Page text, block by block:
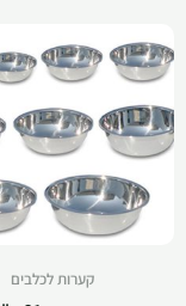
קערות לכלבים